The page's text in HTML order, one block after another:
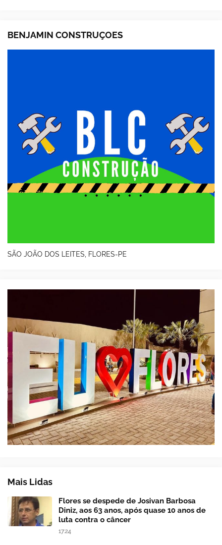
BENJAMIN CONSTRUÇOES
SÃO JOÃO DOS LEITES, FLORES-PE
Mais Lidas
Flores se despede de Josivan Barbosa
Diniz, aos 63 anos, após quase 10 anos de
luta contra o câncer
17:24